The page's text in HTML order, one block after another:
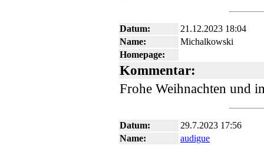
Datum:
21.12.2023 18:04
Name:
Michalkowski
Homepage:
Kommentar:
Frohe Weihnachten und
Datum:
29.7.2023 17:56
Name:
audigue